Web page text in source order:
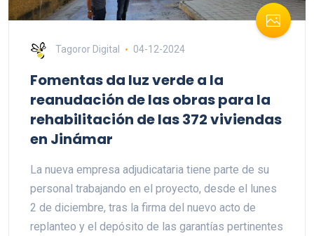
Tagoror Digital 04-12-2024
Fomentas da luz verde a la
reanudación de las obras para la
rehabilitación de las 372 viviendas
en Jinámar
La nueva empresa adjudicataria tiene parte de su
personal trabajando en el proyecto, desde el lunes
2 de diciembre, tras la firma del nuevo acto de
replanteo y el depósito de las garantías pertinentes